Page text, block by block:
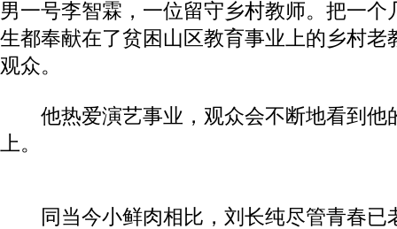
男一号李智霖，一位留守乡村教师。把一个
生都奉献在了贫困山区教育事业上的乡村老
观众。
他热爱演艺事业，观众会不断地看到他
上。
同当今小鲜肉相比，刘长纯尽管青春已